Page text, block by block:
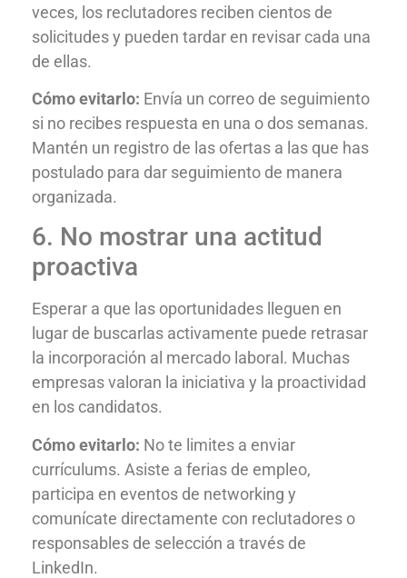
veces, los reclutadores reciben cientos de
solicitudes y pueden tardar en revisar cada una
de ellas.
Cómo evitarlo: Envía un correo de seguimiento
si no recibes respuesta en una o dos semanas.
Mantén un registro de las ofertas a las que has
postulado para dar seguimiento de manera
organizada.
6. No mostrar una actitud
proactiva
Esperar a que las oportunidades lleguen en
lugar de buscarlas activamente puede retrasar
la incorporación al mercado laboral. Muchas
empresas valoran la iniciativa y la proactividad
en los candidatos.
Cómo evitarlo: No te limites a enviar
currículums. Asiste a ferias de empleo,
participa en eventos de networking y
comunícate directamente con reclutadores o
responsables de selección a través de
LinkedIn.